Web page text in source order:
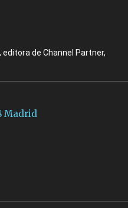
de Channel Partner,
Madrid